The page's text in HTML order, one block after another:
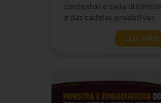
contextos e cada
e das cadeias produtivas
LEIA MAIS